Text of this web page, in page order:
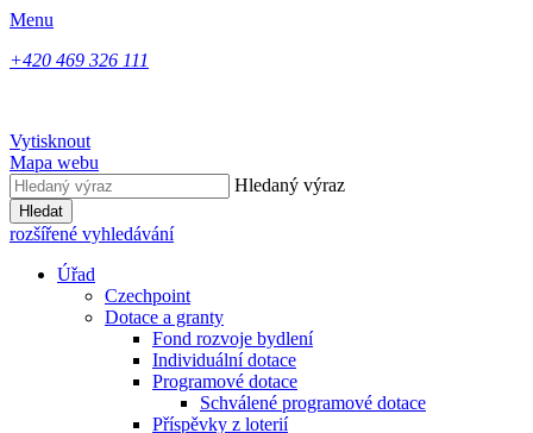
Menu
+420 469 326 111
Vytisknout
Mapa webu
Hledaný výraz
Hledat
rozšířené vyhledávání
Úřad
Czechpoint
Dotace a granty
Fond rozvoje bydlení
Individuální dotace
Programové dotace
Schválené programové dotace
Příspěvky z loterií